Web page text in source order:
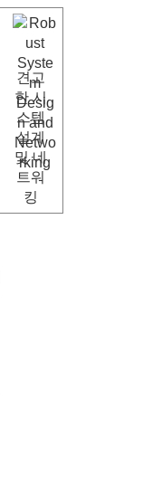
견고
한 시
스템
설계
및 네
트워
킹